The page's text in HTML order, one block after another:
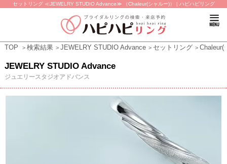
セットリング ≪JEWELRY STUDIO Advance≫ （Chaleur(シャルー)） | ハピハピリング
TOP 検索結果 JEWELRY STUDIO Advance セットリング Chaleur(
JEWELRY STUDIO Advance
ジュエリースタジオアドバンス